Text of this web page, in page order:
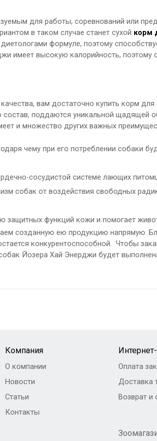
для работы, соревнований или
в таком случае станет сухой корм
формуле, поэтому
имеет высокую калорийность,
вам достаточно купить корм
поддаются уникальной щадящей
и множество других важных
чему при его потреблении собаки
сосудистой системе лающих
собак от воздействия свободных
защитных функций кожи и помогает
созданную ею продукцию напрямую.
конкурентоспособной. Чтобы
Йозера Хай Энерджи будет
Компания
О компании
Новости
Статьи
Контакты
Оплата
Доставка
Возврат и